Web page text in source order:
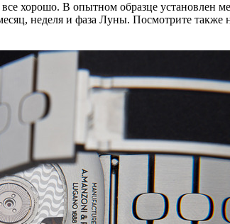
хорошо. В опытном образце установлен
неделя и фаза Луны. Посмотрите